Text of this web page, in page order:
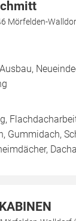
Mörfelden-
Gummidach,